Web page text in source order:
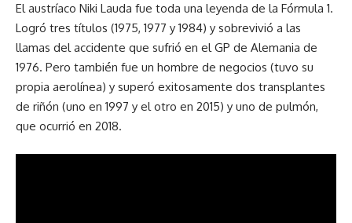
El austríaco Niki Lauda fue toda una leyenda de la Fórmula 1.
Logró tres títulos (1975, 1977 y 1984) y sobrevivió a las
llamas del accidente que sufrió en el GP de Alemania de
1976. Pero también fue un hombre de negocios (tuvo su
propia aerolínea) y superó exitosamente dos transplantes
de riñón (uno en 1997 y el otro en 2015) y uno de pulmón,
que ocurrió en 2018.